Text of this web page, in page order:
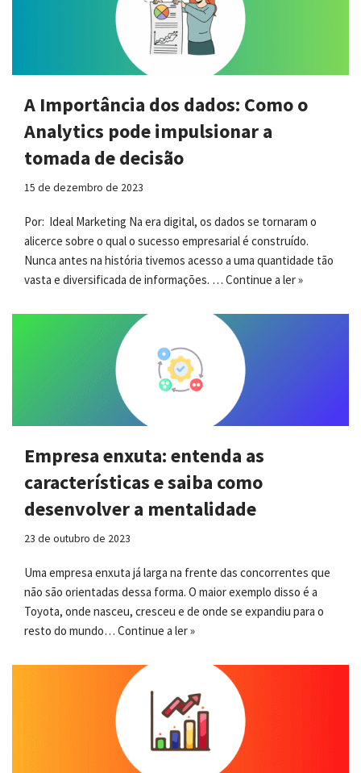
A Importância dos dados: Como o
Analytics pode impulsionar a
tomada de decisão
15 de dezembro de 2023
Por: Ideal Marketing Na era digital, os dados se tornaram o
alicerce sobre o qual o sucesso empresarial é construído.
Nunca antes na história tivemos acesso a uma quantidade tão
vasta e diversificada de informações. … Continue a ler »
Empresa enxuta: entenda as
características e saiba como
desenvolver a mentalidade
23 de outubro de 2023
Uma empresa enxuta já larga na frente das concorrentes que
não são orientadas dessa forma. O maior exemplo disso é a
Toyota, onde nasceu, cresceu e de onde se expandiu para o
resto do mundo… Continue a ler »